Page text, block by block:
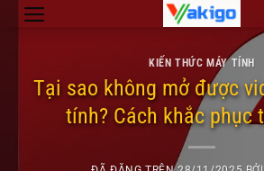
Chuyển
KIẾN THỨC MÁY TÍNH
Tại sao không mở được
tính? Cách khắc phục